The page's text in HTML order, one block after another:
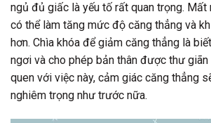
ngủ đủ giấc là yếu tố rất quan trọng. Mất
có thể làm tăng mức độ căng thẳng và
hơn. Chìa khóa để giảm căng thẳng là
ngơi và cho phép bản thân được thư giãn
quen với việc này, cảm giác căng thẳng
nghiêm trọng như trước nữa.